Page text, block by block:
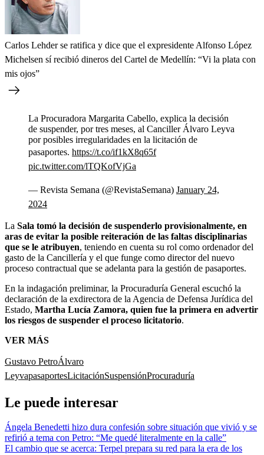
Carlos Lehder se ratifica y dice que el expresidente Alfonso López
Michelsen sí recibió dineros del Cartel de Medellín: “Vi la plata con
mis ojos”
La Procuradora Margarita Cabello, explica la decisión
de suspender, por tres meses, al Canciller Álvaro Leyva
por posibles irregularidades en la licitación de
pasaportes. https://t.co/if1kX8q65f
pic.twitter.com/lTQKofVjGa
— Revista Semana (@RevistaSemana) January 24,
2024
La Sala tomó la decisión de suspenderlo provisionalmente, en
aras de evitar la posible reiteración de las faltas disciplinarias
que se le atribuyen, teniendo en cuenta su rol como ordenador del
gasto de la Cancillería y el que funge como director del nuevo
proceso contractual que se adelanta para la gestión de pasaportes.
En la indagación preliminar, la Procuraduría General escuchó la
declaración de la exdirectora de la Agencia de Defensa Jurídica del
Estado, Martha Lucía Zamora, quien fue la primera en advertir
los riesgos de suspender el proceso licitatorio.
VER MÁS
Gustavo PetroÁlvaro
LeyvapasaportesLicitaciónSuspensiónProcuraduría
Le puede interesar
Ángela Benedetti hizo dura confesión sobre situación que vivió y se
refirió a tema con Petro: “Me quedé literalmente en la calle”
El cambio que se acerca: Terpel prepara su red para la era de los